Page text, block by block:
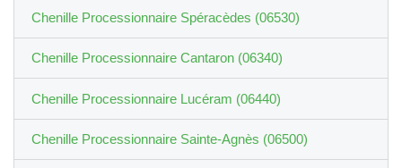
Chenille Processionnaire Spéracèdes (06530)
Chenille Processionnaire Cantaron (06340)
Chenille Processionnaire Lucéram (06440)
Chenille Processionnaire Sainte-Agnès (06500)